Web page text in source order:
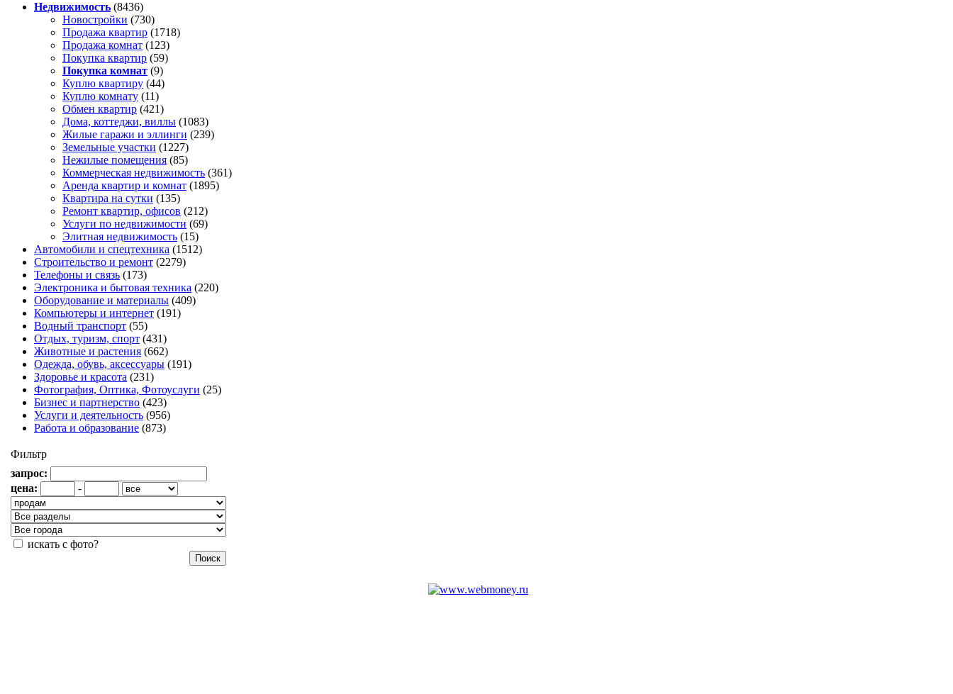
Недвижимость (8436)
Новостройки (730)
Продажа квартир (1718)
Продажа комнат (123)
Покупка квартир (59)
Покупка комнат (9)
Куплю квартиру (44)
Куплю комнату (11)
Обмен квартир (421)
Дома, коттеджи, виллы (1083)
Жилые гаражи и эллинги (239)
Земельные участки (1227)
Нежилые помещения (85)
Коммерческая недвижимость (361)
Аренда квартир и комнат (1895)
Квартира на сутки (135)
Ремонт квартир, офисов (212)
Услуги по недвижимости (69)
Элитная недвижимость (15)
Автомобили и спецтехника (1512)
Строительство и ремонт (2279)
Телефоны и связь (173)
Электроника и бытовая техника (220)
Оборудование и материалы (409)
Компьютеры и интернет (191)
Водный транспорт (55)
Отдых, туризм, спорт (431)
Животные и растения (662)
Одежда, обувь, аксессуары (191)
Здоровье и красота (231)
Фотография, Оптика, Фотоуслуги (25)
Бизнес и партнерство (423)
Услуги и деятельность (956)
Работа и образование (873)
Фильтр
запрос:
цена:
-
искать с фото?